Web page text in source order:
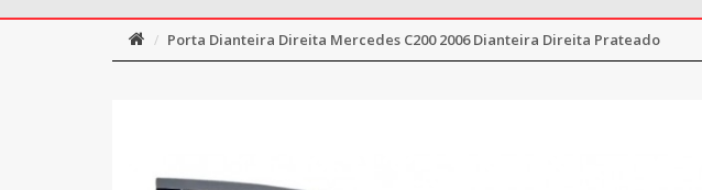
Porta Dianteira Direita Mercedes C200 2006 Dianteira Direita Prateado